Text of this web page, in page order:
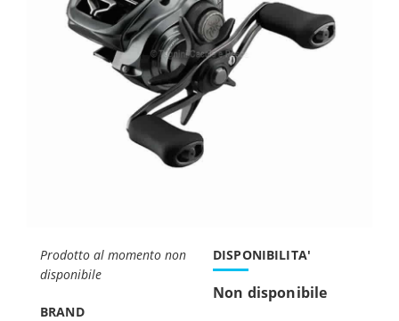
Prodotto al momento non
disponibile
BRAND
DISPONIBILITA'
Non disponibile